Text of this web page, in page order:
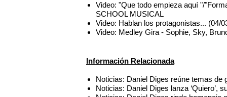
Video: "Que todo empieza aquí "/
SCHOOL MUSICAL
Video: Hablan los protagonistas... (04/
Video: Medley Gira - Sophie, Sky,
Información Relacionada
Noticias: Daniel Diges reúne temas de
Noticias: Daniel Diges lanza ‘Quiero’,